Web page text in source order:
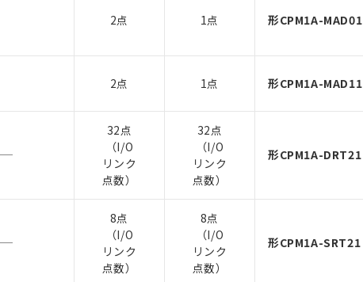
2点 1点 形CPM1A-MAD01
2点 1点 形CPM1A-MAD11
32点
（I/O
リンク
点数）
32点
（I/O
リンク
点数）
形CPM1A-DRT21
8点
（I/O
リンク
点数）
8点
（I/O
リンク
点数）
形CPM1A-SRT21